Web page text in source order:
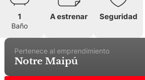
1
Baño
A estrenar Seguridad
Pertenece al emprendimiento
Notre Maipú